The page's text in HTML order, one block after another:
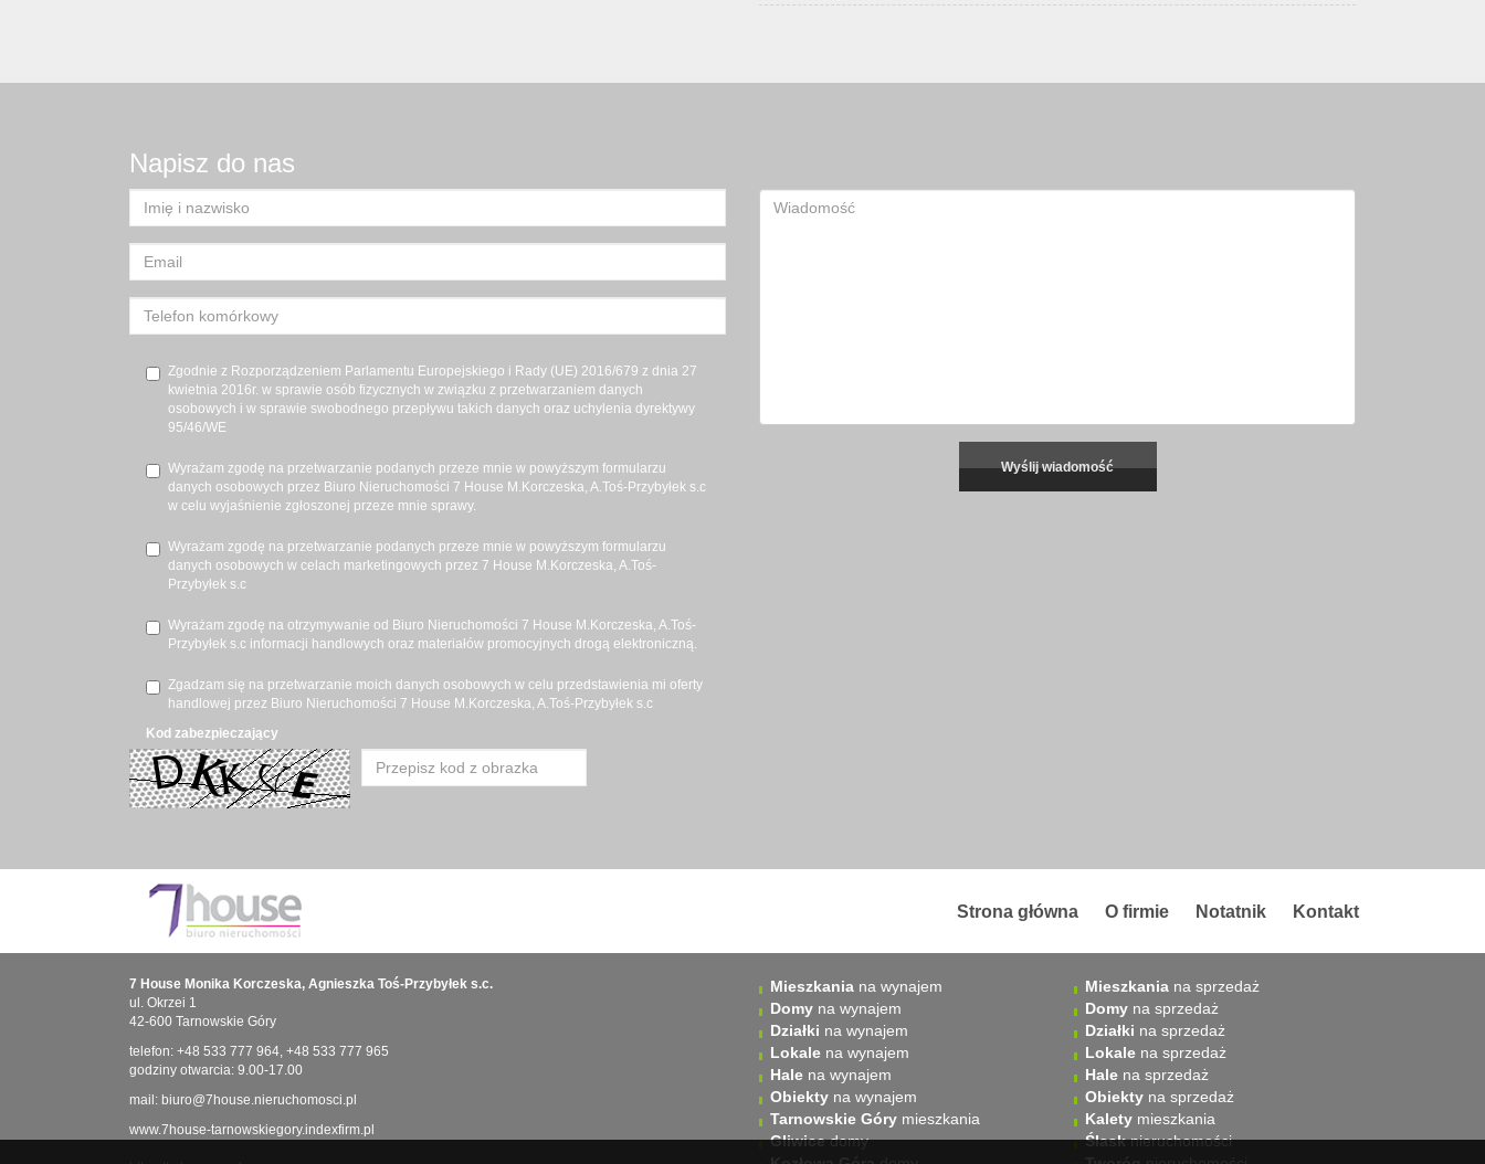
Napisz do nas
Zgodnie z Rozporządzeniem Parlamentu Europejskiego i Rady (UE) 2016/679 z dnia 27
kwietnia 2016r. w sprawie osób fizycznych w związku z przetwarzaniem danych
osobowych i w sprawie swobodnego przepływu takich danych oraz uchylenia dyrektywy
95/46/WE
Wyrażam zgodę na przetwarzanie podanych przeze mnie w powyższym formularzu
danych osobowych przez Biuro Nieruchomości 7 House M.Korczeska, A.Toś-Przybyłek s.c
w celu wyjaśnienie zgłoszonej przeze mnie sprawy.
Wyrażam zgodę na przetwarzanie podanych przeze mnie w powyższym formularzu
danych osobowych w celach marketingowych przez 7 House M.Korczeska, A.Toś-
Przybyłek s.c
Wyrażam zgodę na otrzymywanie od Biuro Nieruchomości 7 House M.Korczeska, A.Toś-
Przybyłek s.c informacji handlowych oraz materiałów promocyjnych drogą elektroniczną.
Zgadzam się na przetwarzanie moich danych osobowych w celu przedstawienia mi oferty
handlowej przez Biuro Nieruchomości 7 House M.Korczeska, A.Toś-Przybyłek s.c
Kod zabezpieczający
Strona główna O firmie Notatnik Kontakt
7 House Monika Korczeska, Agnieszka Toś-Przybyłek s.c.
ul. Okrzei 1
42-600 Tarnowskie Góry
telefon: +48 533 777 964, +48 533 777 965
godziny otwarcia: 9.00-17.00
mail: biuro@7house.nieruchomosci.pl
www.7house-tarnowskiegory.indexfirm.pl
Mieszkania na wynajem
Domy na wynajem
Działki na wynajem
Lokale na wynajem
Hale na wynajem
Obiekty na wynajem
Tarnowskie Góry mieszkania
Gliwicedomy
Mieszkania na sprzedaż
Domy na sprzedaż
Działki na sprzedaż
Lokale na sprzedaż
Hale na sprzedaż
Obiekty na sprzedaż
Kalety mieszkania
Ślasknieruchomości